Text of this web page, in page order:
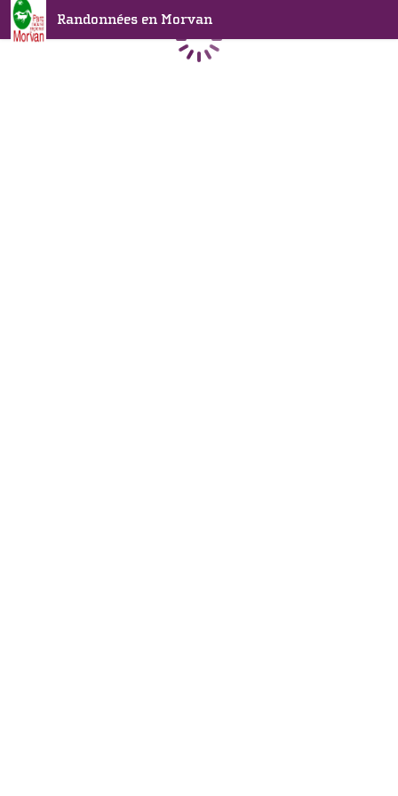
Randonnées en Morvan
Chargement